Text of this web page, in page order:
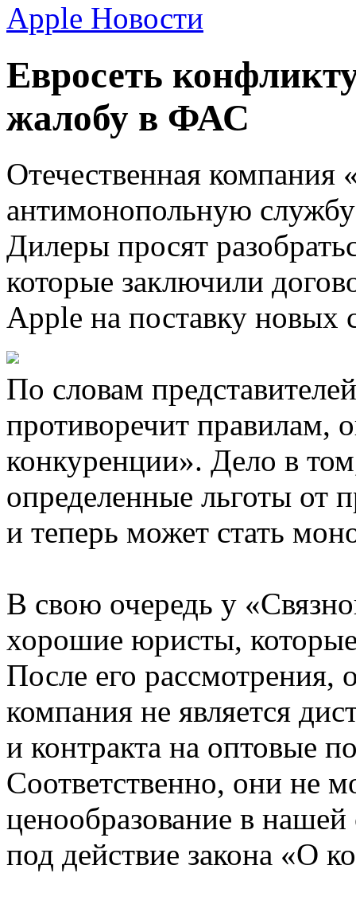
Apple Новости
Евросеть
жалобу в ФАС
Отечественная компания
антимонопольную
Дилеры просят
которые заключили
Apple на поставку новых
По словам
противоречит правилам,
конкуренции». Дело в
определенные льготы от
и теперь может стать
В свою очередь у
хорошие юристы, которые
После его рассмотрения,
компания не является
и контракта на оптовые
Соответственно, они не
ценообразование в
под действие закона «О